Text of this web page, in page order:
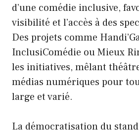
d’une comédie inclusive,
visibilité et l’accès à des
Des projets comme
InclusiComédie ou Mieux
les initiatives, mêlant
médias numériques pour
large et varié.
La démocratisation du